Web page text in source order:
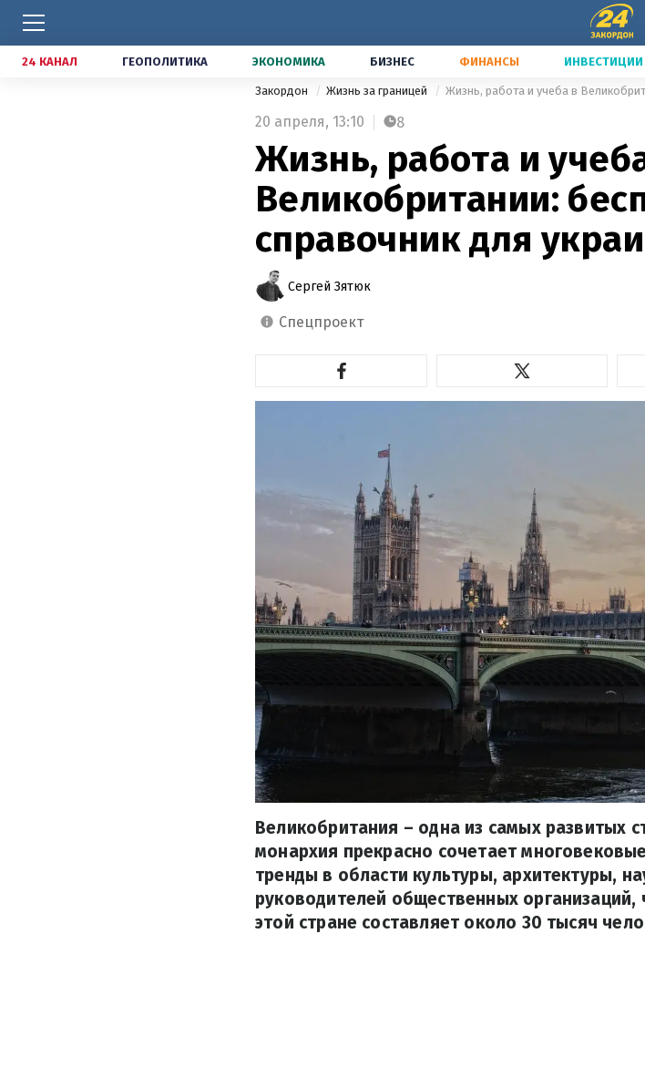
24 КАНАЛ ГЕОПОЛИТИКА ЭКОНОМИКА БИЗНЕС ФИНАНСЫ ИНВЕСТИЦИИ
Закордон Жизнь за границей Жизнь, работа и учеба в
20 апреля, 13:10 8
Жизнь, работа и
Великобритании:
справочник для
Сергей Зятюк
спецпроект
Великобритания – одна из самых развитых
монархия прекрасно сочетает
тренды в области культуры, архитектуры,
руководителей общественных
этой стране составляет около 30 тысяч